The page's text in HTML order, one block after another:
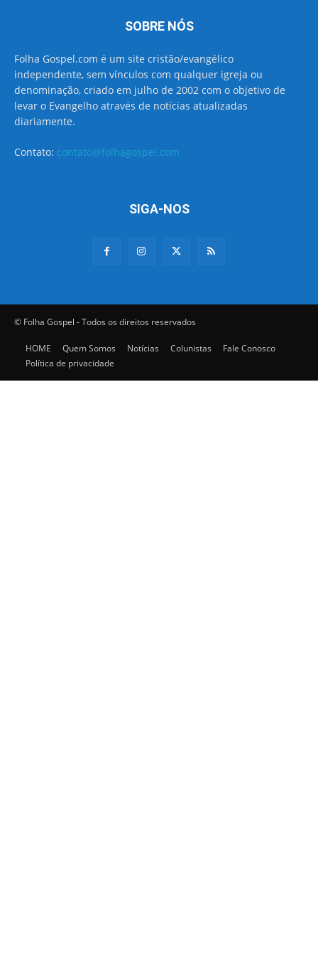
SOBRE NÓS
Folha Gospel.com é um site cristão/evangélico
independente, sem vínculos com qualquer igreja ou
denominação, criado em julho de 2002 com o objetivo de
levar o Evangelho através de notícias atualizadas
diariamente.
Contato: contato@folhagospel.com
SIGA-NOS
© Folha Gospel - Todos os direitos reservados
HOME Quem Somos Notícias Colunistas
Fale Conosco
Política de privacidade